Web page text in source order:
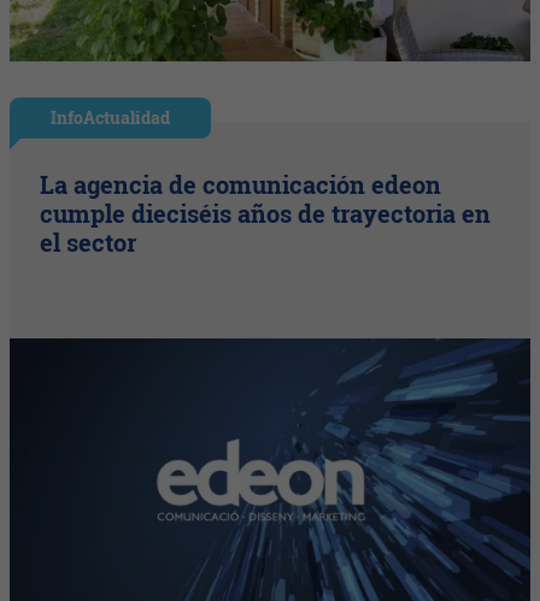
InfoActualidad
La agencia de comunicación edeon
cumple dieciséis años de trayectoria en
el sector